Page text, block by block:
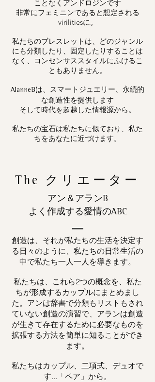
ことなくアンドロジンです
非常にフェミニンであると想定される
virilitiesに。
私たちのブレスレットは、どのジャンル
にも分類したり、固定したりすることは
なく、コンセンサススタイルにふけるこ
ともありません。
AlanneBは、スマートジュエリー、永続的
な創造性を提供します
そして時代を超越した情報源から。
私たちの宝石は私たちに似ており、私た
ちをあなたに近づけます。
The クリエーター
アン＆アランB
よく作成する愛情のABC
創造は、それが私たちの生活を決定す
る日々のように、私たちの日常生活の
中で私たち一人一人を導きます。
私たちは、これら2つの概念を、私た
ちが形成するカップルにまとめまし
た。アンは辞書で分類もリストもされ
ていない創造の演習で、アランは創造
が生きて存在するために必要なものを
拡張する方法を簡単に知ることができ
ます。
私たちはカップル、二項式、デュオで
す...「ペア」から。